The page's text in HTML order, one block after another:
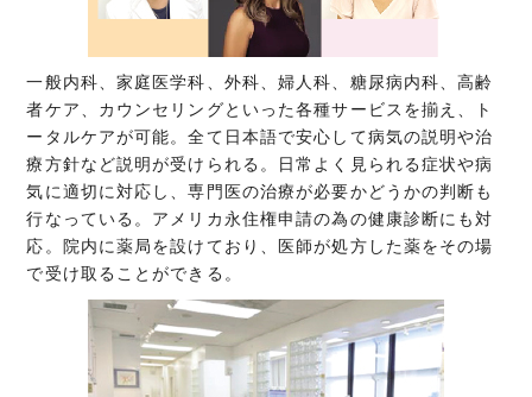
一般内科、家庭医学科、外科、婦人科、糖尿病内科、高齢
者ケア、カウンセリングといった各種サービスを揃え、ト
ータルケアが可能。全て日本語で安心して病気の説明や治
療方針など説明が受けられる。日常よく見られる症状や病
気に適切に対応し、専門医の治療が必要かどうかの判断も
行なっている。アメリカ永住権申請の為の健康診断にも対
応。院内に薬局を設けており、医師が処方した薬をその場
で受け取ることができる。